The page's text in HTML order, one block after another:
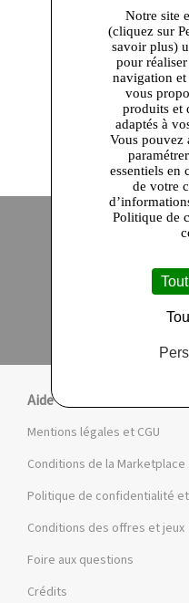
Boutique
Click and collect
Aide
Mentions légales et CGU
Conditions de la Marketplace
Politique de confidentialité
Conditions des offres et jeux
Foire aux questions
Crédits
Notre site
(cliquez sur
savoir plus)
pour
navigation et
vous
produits et
adaptés à
Vous pouvez
essentiels en
de votre
Politique de